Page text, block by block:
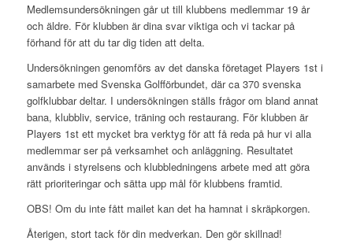
Medlemsundersökningen går ut till klubbens medlemmar 19 år
och äldre. För klubben är dina svar viktiga och vi tackar på
förhand för att du tar dig tiden att delta.
Undersökningen genomförs av det danska företaget Players 1st i
samarbete med Svenska Golfförbundet, där ca 370 svenska
golfklubbar deltar. I undersökningen ställs frågor om bland annat
bana, klubbliv, service, träning och restaurang. För klubben är
Players 1st ett mycket bra verktyg för att få reda på hur vi alla
medlemmar ser på verksamhet och anläggning. Resultatet
används i styrelsens och klubbledningens arbete med att göra
rätt prioriteringar och sätta upp mål för klubbens framtid.
OBS! Om du inte fått mailet kan det ha hamnat i skräpkorgen.
Återigen, stort tack för din medverkan. Den gör skillnad!